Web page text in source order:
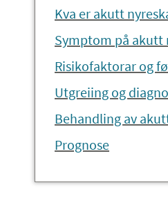
Kva er akutt
Symptom på akutt
Risikofaktorar og
Utgreiing og
Behandling av
Prognose